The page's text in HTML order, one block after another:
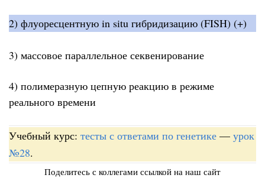
2) флуоресцентную in situ гибридизацию (FISH) (+)
3) массовое параллельное секвенирование
4) полимеразную цепную реакцию в режиме
реального времени
Учебный курс: тесты с ответами по генетике — урок
№28.
Поделитесь с коллегами ссылкой на наш сайт